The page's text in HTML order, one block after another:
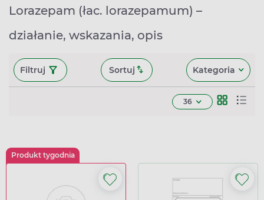
Lorazepam (łac. lorazepamum) –
działanie, wskazania, opis
Filtruj Sortuj Kategoria
36
Produkt tygodnia